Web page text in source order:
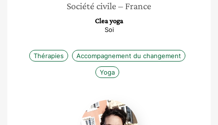
Société civile – France
Clea yoga
Soi
Thérapies Accompagnement du changement
Yoga
Hélène
Puzin